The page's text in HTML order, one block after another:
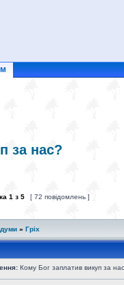
за нас?
1 з 5 [ 72 повідомлень ]
» Гріх
Кому Бог заплатив викуп за